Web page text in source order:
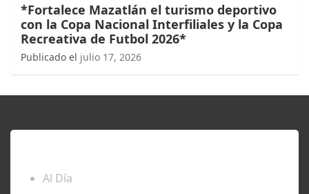
*Fortalece Mazatlán el turismo deportivo
con la Copa Nacional Interfiliales y la Copa
Recreativa de Futbol 2026*
Publicado el julio 17, 2026
Al Día